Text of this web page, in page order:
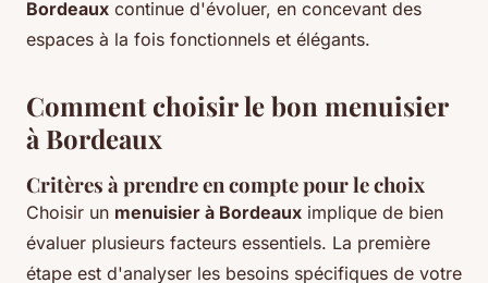
Bordeaux continue d'évoluer, en concevant des
espaces à la fois fonctionnels et élégants.
Comment choisir le bon menuisier
à Bordeaux
Critères à prendre en compte pour le choix
Choisir un menuisier à Bordeaux implique de bien
évaluer plusieurs facteurs essentiels. La première
étape est d'analyser les besoins spécifiques de votre